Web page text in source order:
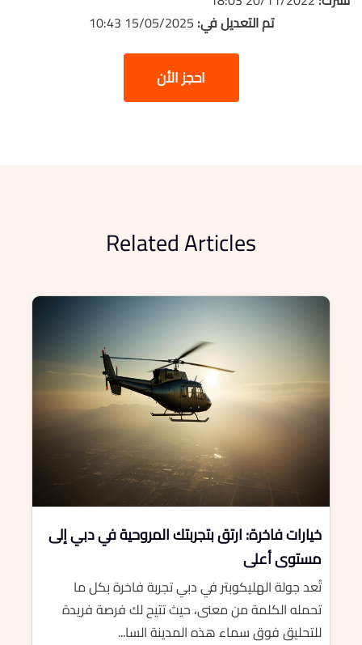
تم التعديل في:
احجز الأن
Related Articles
خيارات فاخرة: ارتق بتجربتك المروحية في دبي إلى
مستوى أعلى
تُعد جولة الهليكوبتر في دبي تجربة فاخرة بكل ما
تحمله الكلمة من معنى، حيث تتيح لك فرصة فريدة
للتحليق فوق سماء هذه المدينة السا...